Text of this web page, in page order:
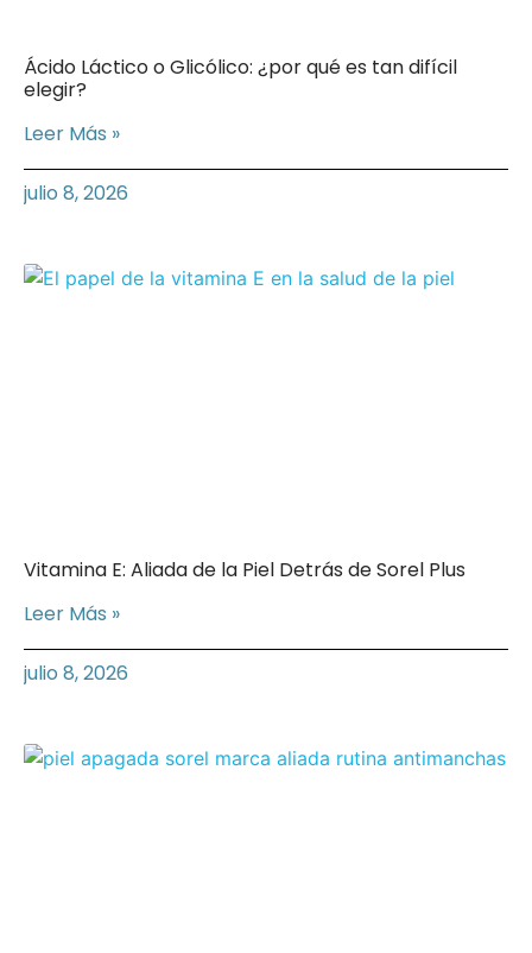
Ácido Láctico o Glicólico: ¿por qué es tan difícil
elegir?
Leer Más »
julio 8, 2026
Vitamina E: Aliada de la Piel Detrás de Sorel Plus
Leer Más »
julio 8, 2026